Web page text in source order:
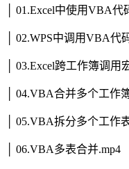
│ 01.Excel中使用VBA代
│ 02.WPS中调用VBA代
│ 03.Excel跨工作簿调用
│ 04.VBA合并多个工作
│ 05.VBA拆分多个工作
│ 06.VBA多表合并.mp4